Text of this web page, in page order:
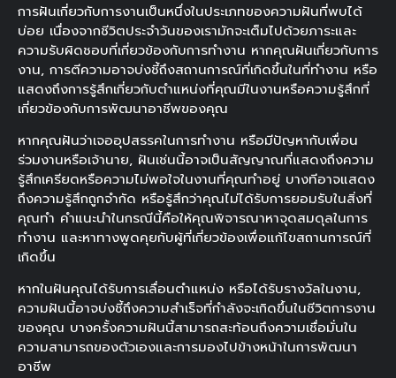
การฝันเกี่ยวกับการงานเป็นหนึ่งในประเภทของความฝันที่พบได้
บ่อย เนื่องจากชีวิตประจำวันของเรามักจะเต็มไปด้วยภาระและ
ความรับผิดชอบที่เกี่ยวข้องกับการทำงาน หากคุณฝันเกี่ยวกับการ
งาน, การตีความอาจบ่งชี้ถึงสถานการณ์ที่เกิดขึ้นในที่ทำงาน หรือ
แสดงถึงการรู้สึกเกี่ยวกับตำแหน่งที่คุณมีในงานหรือความรู้สึกที่
เกี่ยวข้องกับการพัฒนาอาชีพของคุณ
หากคุณฝันว่าเจออุปสรรคในการทำงาน หรือมีปัญหากับเพื่อน
ร่วมงานหรือเจ้านาย, ฝันเช่นนี้อาจเป็นสัญญาณที่แสดงถึงความ
รู้สึกเครียดหรือความไม่พอใจในงานที่คุณทำอยู่ บางทีอาจแสดง
ถึงความรู้สึกถูกจำกัด หรือรู้สึกว่าคุณไม่ได้รับการยอมรับในสิ่งที่
คุณทำ คำแนะนำในกรณีนี้คือให้คุณพิจารณาหาจุดสมดุลในการ
ทำงาน และหาทางพูดคุยกับผู้ที่เกี่ยวข้องเพื่อแก้ไขสถานการณ์ที่
เกิดขึ้น
หากในฝันคุณได้รับการเลื่อนตำแหน่ง หรือได้รับรางวัลในงาน,
ความฝันนี้อาจบ่งชี้ถึงความสำเร็จที่กำลังจะเกิดขึ้นในชีวิตการงาน
ของคุณ บางครั้งความฝันนี้สามารถสะท้อนถึงความเชื่อมั่นใน
ความสามารถของตัวเองและการมองไปข้างหน้าในการพัฒนา
อาชีพ